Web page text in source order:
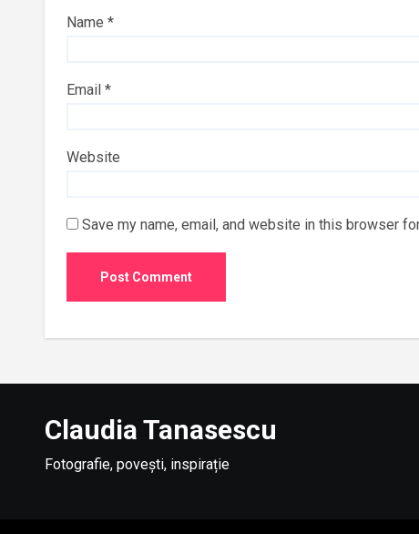
Name *
Email *
Website
Save my name, email, and website in this browser
Claudia Tanasescu
Fotografie, povești, inspirație